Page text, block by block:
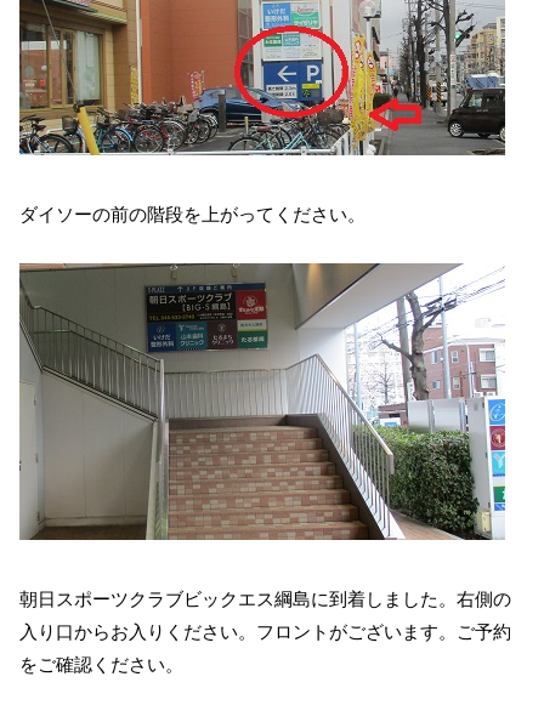
ダイソーの前の階段を上がってください。
朝日スポーツクラブビックエス綱島に到着しました。右側の
入り口からお入りください。フロントがございます。ご予約
をご確認ください。